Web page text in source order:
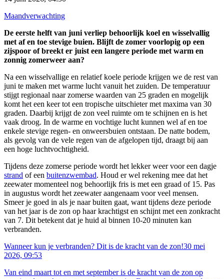
Maandverwachting
De eerste helft van juni verliep behoorlijk koel en wisselvallig
met af en toe stevige buien. Blijft de zomer voorlopig op een
zijspoor of breekt er juist een langere periode met warm en
zonnig zomerweer aan?
Na een wisselvallige en relatief koele periode krijgen we de rest van
juni te maken met warme lucht vanuit het zuiden. De temperatuur
stijgt regionaal naar zomerse waarden van 25 graden en mogelijk
komt het een keer tot een tropische uitschieter met maxima van 30
graden. Daarbij krijgt de zon veel ruimte om te schijnen en is het
vaak droog. In de warme en vochtige lucht kunnen wel af en toe
enkele stevige regen- en onweersbuien ontstaan. De natte bodem,
als gevolg van de vele regen van de afgelopen tijd, draagt bij aan
een hoge luchtvochtigheid.
Tijdens deze zomerse periode wordt het lekker weer voor een dagje
strand of een buitenzwembad. Houd er wel rekening mee dat het
zeewater momenteel nog behoorlijk fris is met een graad of 15. Pas
in augustus wordt het zeewater aangenaam voor veel mensen.
Smeer je goed in als je naar buiten gaat, want tijdens deze periode
van het jaar is de zon op haar krachtigst en schijnt met een zonkracht
van 7. Dit betekent dat je huid al binnen 10-20 minuten kan
verbranden.
Wanneer kun je verbranden? Dit is de kracht van de zon!30 mei
2026, 09:53
Van eind maart tot en met september is de kracht van de zon op